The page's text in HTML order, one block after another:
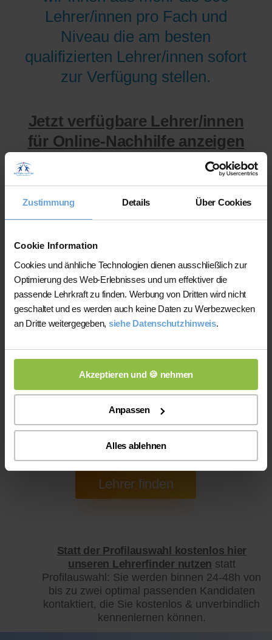
Zustimmung Details Über Cookies
Cookie Information
Cookies und änhliche Technologien dienen ausschließlich zur
Optimierung des Web-Erlebnisses und um effektiver die
passende Lehrkraft zu finden. Werbung von Dritten wird nicht
geschaltet und es werden auch keine Daten zu Werbezwecken
an Dritte weitergegeben, siehe Datenschutzhinweis.
Akzeptieren und 🍪 nehmen
Anpassen
Alles ablehnen
Lehrer/innen pro Fach und
Niveau die am besten
qualifizierten Lehrer/innen sofort
zur Verfügung stellen.
Jetzt verfügbare Lehrer/innen
für Online-Nachhilfe anzeigen
Online-Unterricht
200 bis 300 mal bessere Auswahl haben, wodurch sich für
1) Die gefundene Lehrkraft wird wahrscheinlich
qualifizierter und zuverlässiger
2) Sie sparen die Kosten für Nachhilfe vor Ort
(Anfahrtspauschale)
Statt der Profilauswahl kostenlos hier
unseren Lehrerfinder nutzen statt
Profilauswahl: Sie werden binnen 24-48h von
bis zu zwei optimal passenden Kandidaten
kontaktiert, die Sie kostenlos & unverbindlich
kennenlernen können.